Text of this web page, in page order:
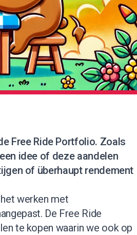
Free Ride Portfolio. Zoals
idee of deze aandelen
of überhaupt rendement
werken met
De Free Ride
te kopen waarin we ook op